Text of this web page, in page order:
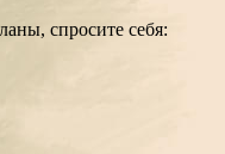
спросите себя: